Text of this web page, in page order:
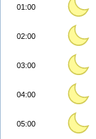
01:00
02:00
03:00
04:00
05:00